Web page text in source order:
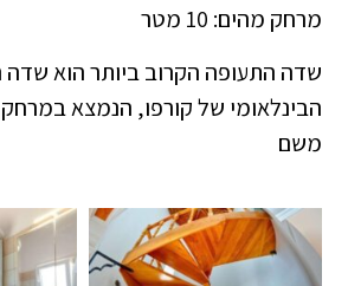
מרחק מהים: 10 מטר
שדה התעופה הקרוב ביותר הוא
משם